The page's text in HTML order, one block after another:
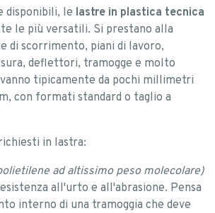
le lastre in plastica tecnica
le più versatili. Si prestano alla
di scorrimento, piani di lavoro,
deflettori, tramogge e molto
tipicamente da pochi millimetri
con formati standard o taglio a
in lastra:
ad altissimo peso molecolare)
all'urto e all'abrasione. Pensa
interno di una tramoggia che deve